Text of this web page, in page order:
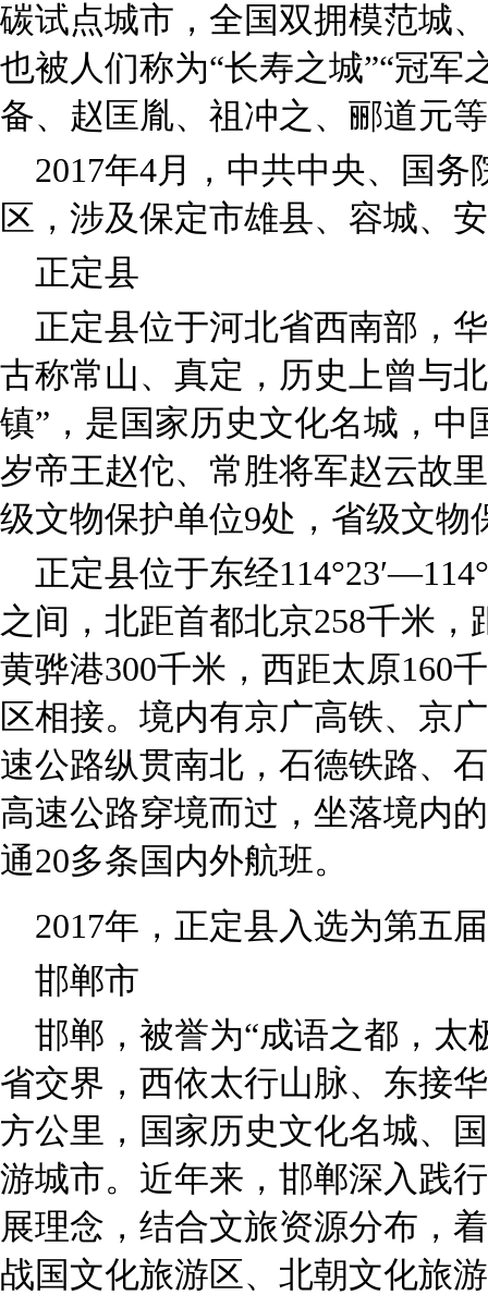
碳试点城市，全国双拥模范城
也被人们称为“长寿之城”“冠军
备、赵匡胤、祖冲之、郦道元
2017年4月，中共中央、国
区，涉及保定市雄县、容城、
正定县
正定县位于河北省西南部，
古称常山、真定，历史上曾与
镇”，是国家历史文化名城，中
岁帝王赵佗、常胜将军赵云故
级文物保护单位9处，省级文物
正定县位于东经
之间，北距首都北京258千米
黄骅港300千米，西距太原160
区相接。境内有京广高铁、京
速公路纵贯南北，石德铁路、
高速公路穿境而过，坐落境内
通20多条国内外航班。
2017年，正定县入选为第五
邯郸市
邯郸，被誉为“成语之都，太
省交界，西依太行山脉、东接
方公里，国家历史文化名城、
游城市。近年来，邯郸深入践
展理念，结合文旅资源分布，
战国文化旅游区、北朝文化旅